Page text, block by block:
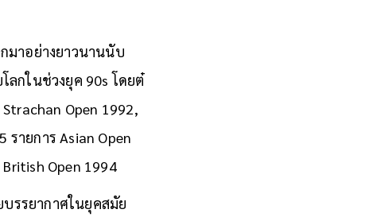
มาอย่างยาวนานนับ
กในช่วงยุค 90s โดยต๋
Open 1992,
ายการ Asian Open
Open 1994
รรยากาศในยุคสมัย